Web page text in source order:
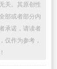
关。其原创性
部或者部分内
承诺，请读者
仅作为参考，